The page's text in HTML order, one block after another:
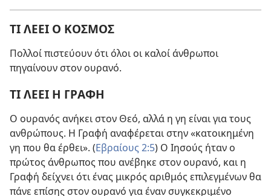
ΤΙ ΛΕΕΙ Ο ΚΟΣΜΟΣ
Πολλοί πιστεύουν ότι όλοι οι καλοί άνθρωποι
πηγαίνουν στον ουρανό.
ΤΙ ΛΕΕΙ Η ΓΡΑΦΗ
Ο ουρανός ανήκει στον Θεό, αλλά η γη είναι για τους
ανθρώπους. Η Γραφή αναφέρεται στην «κατοικημένη
γη που θα έρθει». (Εβραίους 2:5) Ο Ιησούς ήταν ο
πρώτος άνθρωπος που ανέβηκε στον ουρανό, και η
Γραφή δείχνει ότι ένας μικρός αριθμός επιλεγμένων θα
πάνε επίσης στον ουρανό για έναν συγκεκριμένο